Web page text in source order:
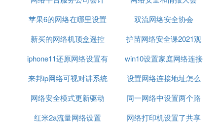
现，减少不必要的麻烦。在这里我们选择两台NETG
EAR WNR2200无线路由器A和B进行无线中继(WD
器在远端与A中继，原理图如下：
无线路由器实现WDS中继示意图 NETGEAR路由器
管理界面的“路由器状态下”查看，“局域网端口”下的M
AC地址，即为中继所用的MAC。如下图：
科目设置
苹果6的网络在哪里设置
密码
双流网络安全协会
新买的网络机顶盒遥控
器怎么设置
护苗网络安全课2021观
后感
iphone11还原网络设置有
没有影响
win10设置家庭网络连接
来邦ip网络可视对讲系统
设置
设置网络连接地址怎么
设置路由器设置密码
网络安全模式更新驱动
同一网络中设置两个路
由器
红米2a流量网络设置
网络打印机设置了共享